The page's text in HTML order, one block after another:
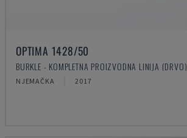
OPTIMA 1428/50
BURKLE - KOMPLETNA PROIZVODNA LINIJA (DRVO)
NJEMAČKA 2017